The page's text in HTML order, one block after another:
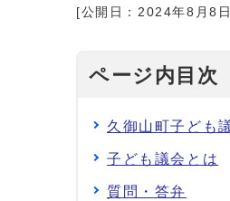
[公開日：2024年8月8
ページ内目次
久御山町子ども
子ども議会とは
質問・答弁